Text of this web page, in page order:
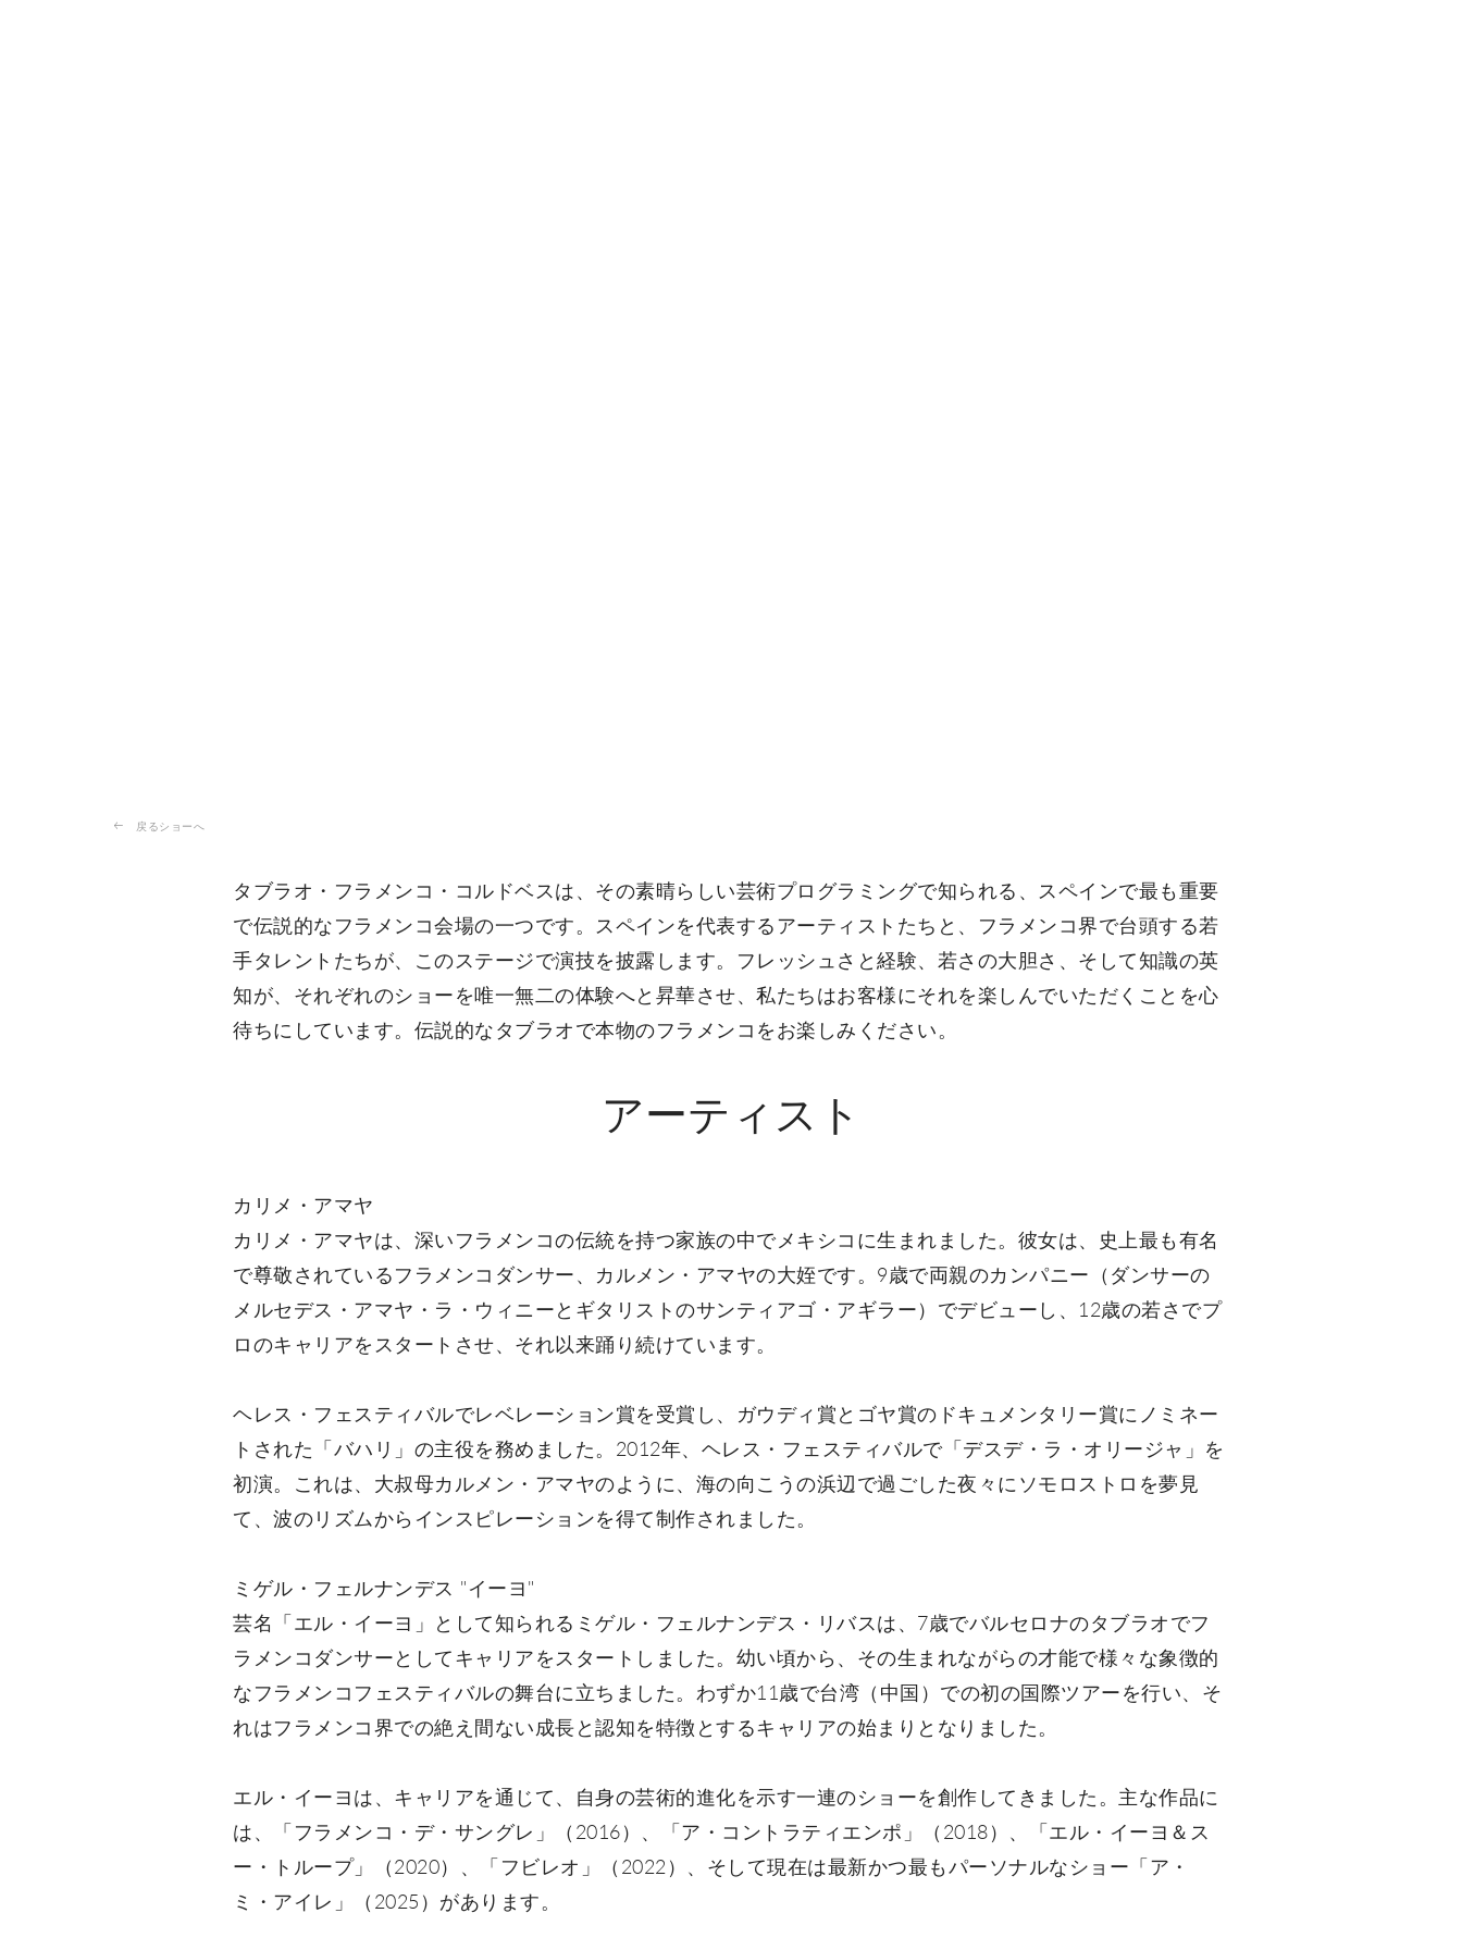
戻るショーへ
タブラオ・フラメンコ・コルドベスは、その素晴らしい芸術プログラミングで知られる、スペインで最も重要
で伝説的なフラメンコ会場の一つです。スペインを代表するアーティストたちと、フラメンコ界で台頭する若
手タレントたちが、このステージで演技を披露します。フレッシュさと経験、若さの大胆さ、そして知識の英
知が、それぞれのショーを唯一無二の体験へと昇華させ、私たちはお客様にそれを楽しんでいただくことを心
待ちにしています。伝説的なタブラオで本物のフラメンコをお楽しみください。
アーティスト
カリメ・アマヤ
カリメ・アマヤは、深いフラメンコの伝統を持つ家族の中でメキシコに生まれました。彼女は、史上最も有名
で尊敬されているフラメンコダンサー、カルメン・アマヤの大姪です。9歳で両親のカンパニー（ダンサーの
メルセデス・アマヤ・ラ・ウィニーとギタリストのサンティアゴ・アギラー）でデビューし、12歳の若さでプ
ロのキャリアをスタートさせ、それ以来踊り続けています。
ヘレス・フェスティバルでレベレーション賞を受賞し、ガウディ賞とゴヤ賞のドキュメンタリー賞にノミネー
トされた「バハリ」の主役を務めました。2012年、ヘレス・フェスティバルで「デスデ・ラ・オリージャ」を
初演。これは、大叔母カルメン・アマヤのように、海の向こうの浜辺で過ごした夜々にソモロストロを夢見
て、波のリズムからインスピレーションを得て制作されました。
ミゲル・フェルナンデス "イーヨ"
芸名「エル・イーヨ」として知られるミゲル・フェルナンデス・リバスは、7歳でバルセロナのタブラオでフ
ラメンコダンサーとしてキャリアをスタートしました。幼い頃から、その生まれながらの才能で様々な象徴的
なフラメンコフェスティバルの舞台に立ちました。わずか11歳で台湾（中国）での初の国際ツアーを行い、そ
れはフラメンコ界での絶え間ない成長と認知を特徴とするキャリアの始まりとなりました。
エル・イーヨは、キャリアを通じて、自身の芸術的進化を示す一連のショーを創作してきました。主な作品に
は、「フラメンコ・デ・サングレ」（2016）、「ア・コントラティエンポ」（2018）、「エル・イーヨ＆ス
ー・トループ」（2020）、「フビレオ」（2022）、そして現在は最新かつ最もパーソナルなショー「ア・
ミ・アイレ」（2025）があります。